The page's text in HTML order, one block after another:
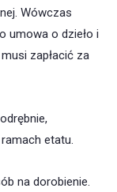
Wówczas
umowa o dzieło i
zapłacić za
etatu.
na dorobienie.